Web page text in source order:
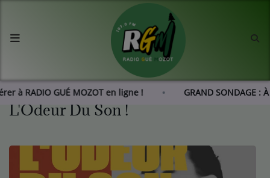
à RADIO GUÉ MOZOT en ligne ! GRAND
Agenda
Les actus de RGM
L'histoire de RGM
L'Odeur Du Son !